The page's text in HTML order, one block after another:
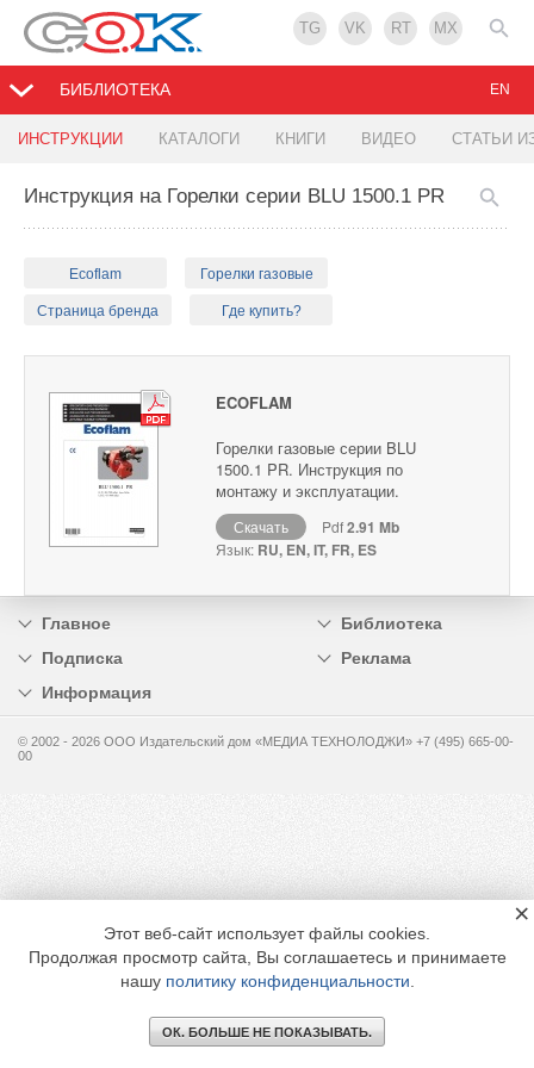
TG VK RT MX
БИБЛИОТЕКА
ИНСТРУКЦИИ КАТАЛОГИ КНИГИ ВИДЕО СТАТЬИ
EN
Инструкция на Горелки серии BLU 1500.1 PR
Ecoflam Горелки газовые
Страница бренда Где купить?
ECOFLAM
Горелки газовые серии BLU
1500.1 PR. Инструкция по
монтажу и эксплуатации.
Скачать Pdf2.91 Mb
Язык: RU, EN, IT, FR, ES
Главное
Библиотека
Подписка
Реклама
Информация
© 2002 - 2026 OOO Издательский дом «МЕДИА ТЕХНОЛОДЖИ» +7 (495) 665-00-
00
Этот веб-сайт использует файлы cookies.
Продолжая просмотр сайта, Вы соглашаетесь и принимаете
нашу политику конфиденциальности
ОК. БОЛЬШЕ НЕ ПОКАЗЫВАТЬ.
×